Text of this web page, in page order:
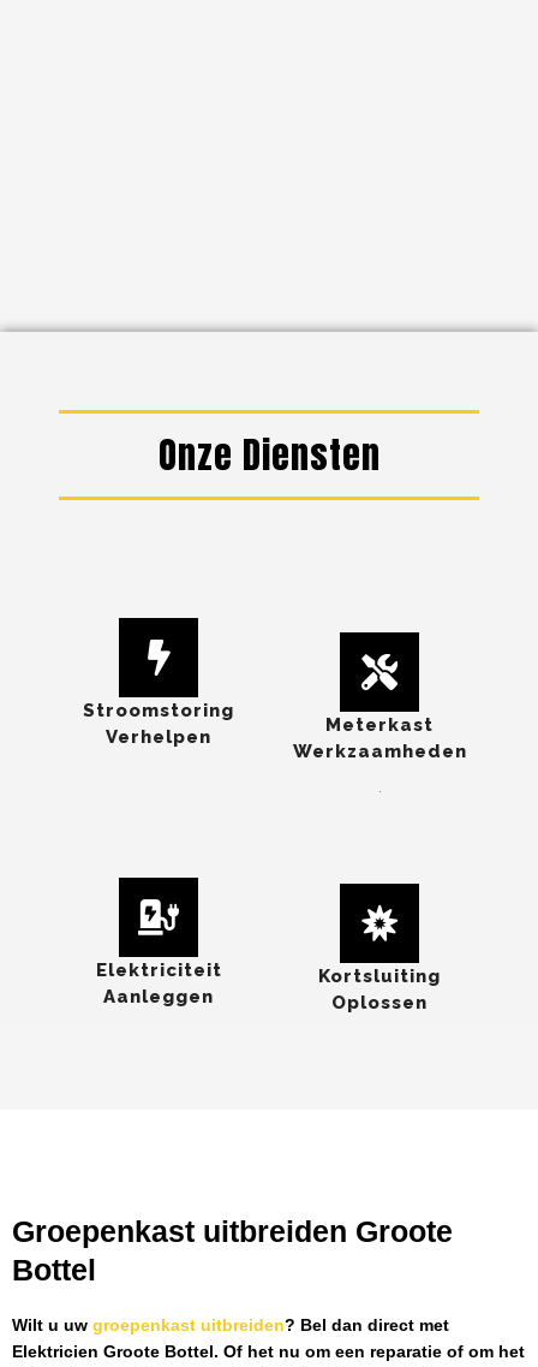
Onze Diensten
Stroomstoring
Verhelpen
Meterkast
Werkzaamheden
Elektriciteit
Aanleggen
Kortsluiting
Oplossen
Groepenkast uitbreiden Groote
Bottel
Wilt u uw groepenkast uitbreiden? Bel dan direct met
Elektricien Groote Bottel. Of het nu om een reparatie of om het